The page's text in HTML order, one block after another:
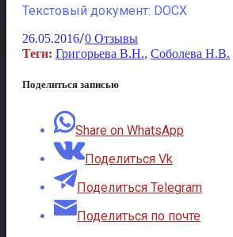
Текстовый документ: DOCX
26.05.2016/0 Отзывы
Теги: Григорьева В.Н., Соболева Н.В.
Поделиться записью
Share on WhatsApp
Поделиться Vk
Поделиться Telegram
Поделиться по почте